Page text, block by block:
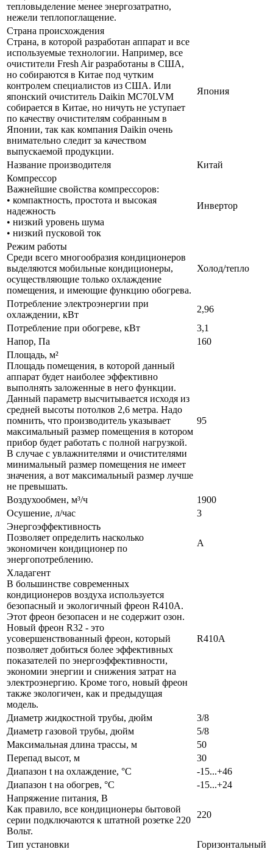
тепловыделение менее энергозатратно,
нежели теплопоглащение.
Страна происхождения
Страна, в которой разработан аппарат и все
используемые технологии. Например, все
очистители Fresh Air разработаны в США,
но собираются в Китае под чутким
контролем специалистов из США. Или
японский очиститель Daikin MC70LVM
собирается в Китае, но ничуть не уступает
по качеству очистителям собранным в
Японии, так как компания Daikin очень
внимательно следит за качеством
выпускаемой продукции.
Япония
Название производителя
Китай
Компрессор
Важнейшие свойства компрессоров:
• компактность, простота и высокая
надежность
• низкий уровень шума
• низкий пусковой ток
Инвертор
Режим работы
Среди всего многообразия кондиционеров
выделяются мобильные кондиционеры,
осуществляющие только охлаждение
помещения, и имеющие функцию обогрева.
Холод/тепло
Потребление электроэнергии при
охлаждении, кВт
2,96
Потребление при обогреве, кВт
3,1
Напор, Па
160
Площадь, м²
Площадь помещения, в которой данный
аппарат будет наиболее эффективно
выполнять заложенные в него функции.
Данный параметр высчитывается исходя из
средней высоты потолков 2,6 метра. Надо
помнить, что производитель указывает
максимальный размер помещения в котором
прибор будет работать с полной нагрузкой.
В случае с увлажнителями и очистителями
минимальный размер помещения не имеет
значения, а вот максимальный размер лучше
не превышать.
95
Воздухообмен, м³/ч
1900
Осушение, л/час
3
Энергоэффективность
Позволяет определить насколько
экономичен кондиционер по
энергопотреблению.
A
Хладагент
В большинстве современных
кондиционеров воздуха используется
безопасный и экологичный фреон R410A.
Этот фреон безопасен и не содержит озон.
Новый фреон R32 - это
усовершенствованный фреон, который
позволяет добиться более эффективных
показателей по энергоэффективности,
экономии энергии и снижения затрат на
электроэнергию. Кроме того, новый фреон
также экологичен, как и предыдущая
модель.
R410A
Диаметр жидкостной трубы, дюйм
3/8
Диаметр газовой трубы, дюйм
5/8
Максимальная длина трассы, м
50
Перепад высот, м
30
Диапазон t на охлаждение, °С
-15...+46
Диапазон t на обогрев, °С
-15...+24
Напряжение питания, В
Как правило, все кондиционеры бытовой
серии подключаются к штатной розетке 220
Вольт.
220
Тип установки
Горизонтальный